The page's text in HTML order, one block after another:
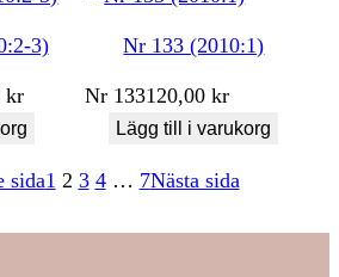
3)
kr
Nr 133 (2010:1)
Nr 133120,00kr
Lägg till i varukorg
sida1 2 3 4 … 7Nästa sida